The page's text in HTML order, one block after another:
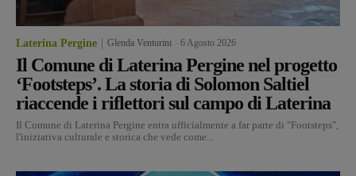
Laterina Pergine Glenda Venturini 6 Agosto 2026
Il Comune di Laterina Pergine nel progetto
‘Footsteps’. La storia di Solomon Saltiel
riaccende i riflettori sul campo di Laterina
Il Comune di Laterina Pergine entra ufficialmente a far parte di "Footsteps",
l'iniziativa culturale e storica che vede come...